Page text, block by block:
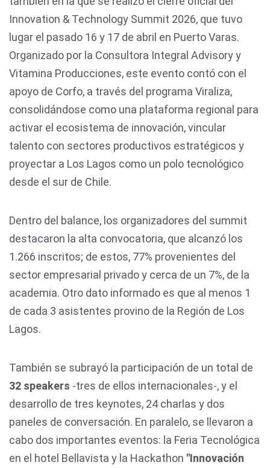
Innovation & Technology Summit 2026, que tuvo
lugar el pasado 16 y 17 de abril en Puerto Varas.
Organizado por la Consultora Integral Advisory y
Vitamina Producciones, este evento contó con el
apoyo de Corfo, a través del programa Viraliza,
consolidándose como una plataforma regional para
activar el ecosistema de innovación, vincular
talento con sectores productivos estratégicos y
proyectar a Los Lagos como un polo tecnológico
desde el sur de Chile.
Dentro del balance, los organizadores del summit
destacaron la alta convocatoria, que alcanzó los
1.266 inscritos; de estos, 77% provenientes del
sector empresarial privado y cerca de un 7%, de la
academia. Otro dato informado es que al menos 1
de cada 3 asistentes provino de la Región de Los
Lagos.
También se subrayó la participación de un total de
32 speakers -tres de ellos internacionales-, y el
desarrollo de tres keynotes, 24 charlas y dos
paneles de conversación. En paralelo, se llevaron a
cabo dos importantes eventos: la Feria Tecnológica
en el hotel Bellavista y la Hackathon "Innovación